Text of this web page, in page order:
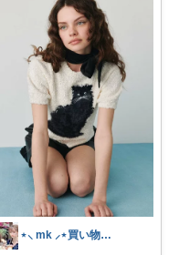
⋆⸜ mk ⸝⋆買い物は楽天で